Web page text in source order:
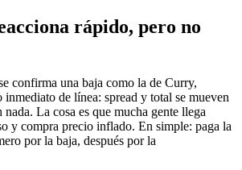
rápido, pero no
confirma una baja como la de Curry,
inmediato de línea: spread y total se mueven
nada. La cosa es que mucha gente llega
y compra precio inflado. En simple: paga la
por la baja, después por la